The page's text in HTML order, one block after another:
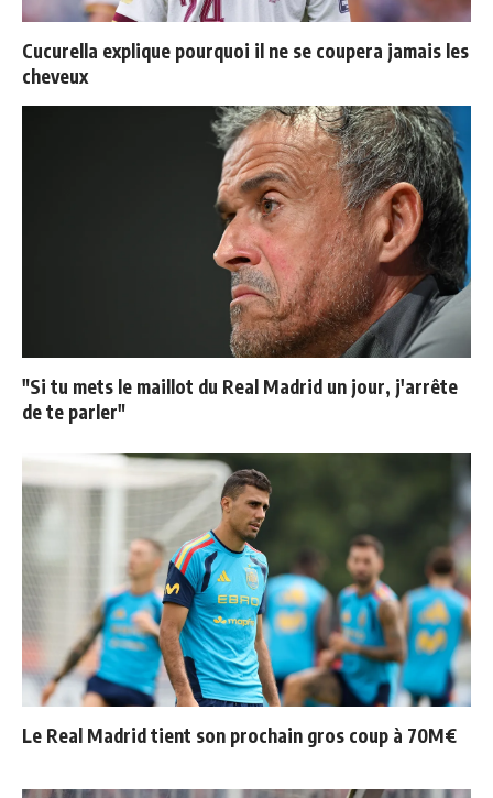
Cucurella explique pourquoi il ne se coupera jamais les
cheveux
"Si tu mets le maillot du Real Madrid un jour, j'arrête
de te parler"
Le Real Madrid tient son prochain gros coup à 70M€